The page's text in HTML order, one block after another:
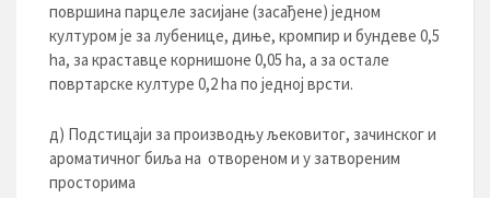
површина парцеле засијане (засађене) једном
културом је за лубенице, диње, кромпир и бундеве 0,5
hа, за краставце корнишоне 0,05 hа, а за остале
повртарске културе 0,2 hа по једној врсти.
д) Подстицаји за производњу љековитог, зачинског и
ароматичног биља на отвореном и у затвореним
просторима